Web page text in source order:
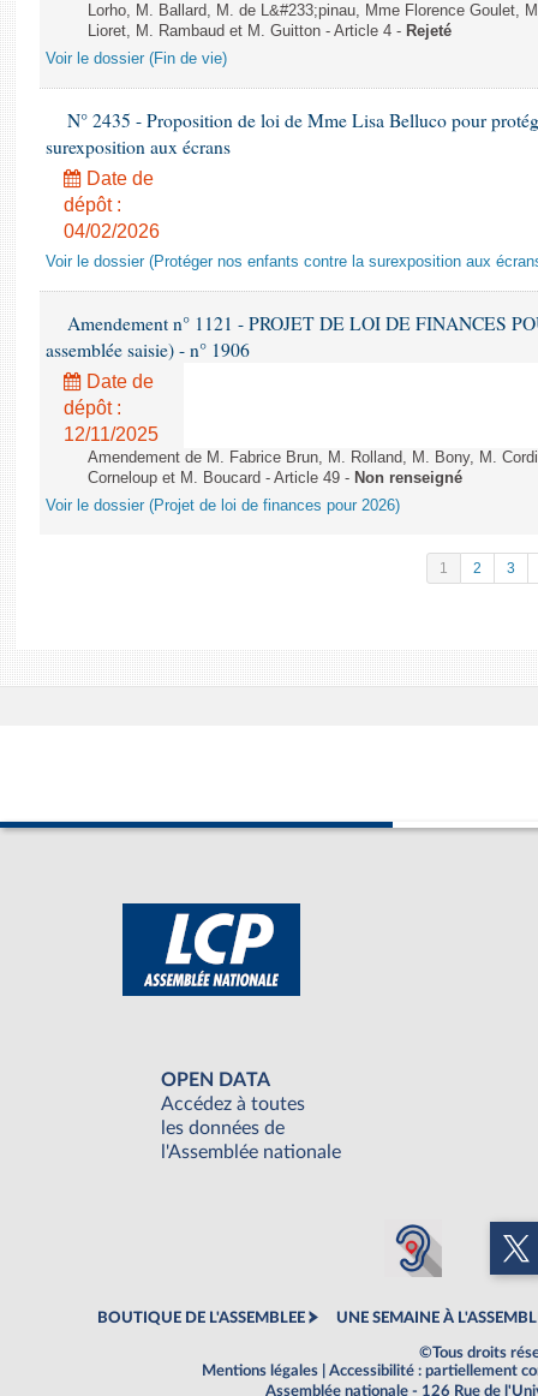
Lorho, M. Ballard, M. de L&#233;pinau, Mme Florence Goulet,
Lioret, M. Rambaud et M. Guitton - Article 4 - Rejeté
Voir le dossier (Fin de vie)
N° 2435 - Proposition de loi de Mme Lisa Belluco pour
surexposition aux écrans
Date de
dépôt :
04/02/2026
Voir le dossier (Protéger nos enfants contre la surexposition aux
Amendement n° 1121 - PROJET DE LOI DE FINANCES
assemblée saisie) - n° 1906
Date de
dépôt :
12/11/2025
Amendement de M. Fabrice Brun, M. Rolland, M. Bony, M.
Corneloup et M. Boucard - Article 49 - Non renseigné
Voir le dossier (Projet de loi de finances pour 2026)
1 2 3
OPEN DATA
Accédez à toutes
les données de
l'Assemblée nationale
BOUTIQUE DE L'ASSEMBLEE UNE SEMAINE À
©Tous droits
Mentions légales
Accessibilité : partiellement
Assemblée nationale - 126 Rue de